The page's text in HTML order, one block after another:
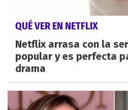
QUÉ VER EN NETFLIX
Netflix arrasa con la
popular y es perfecta
drama